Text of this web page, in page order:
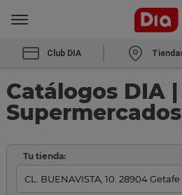
Club DIA
Catálogos DIA
Tu tienda: